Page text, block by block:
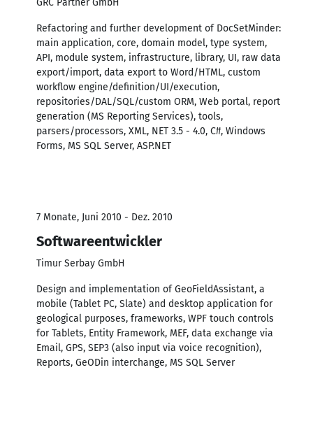
Refactoring and further development of DocSetMinder:
main application, core, domain model, type system,
API, module system, infrastructure, library, UI, raw data
export/import, data export to Word/HTML, custom
workflow engine/definition/UI/execution,
repositories/DAL/SQL/custom ORM, Web portal, report
generation (MS Reporting Services), tools,
parsers/processors, XML, NET 3.5 - 4.0, C#, Windows
Forms, MS SQL Server, ASP.NET
7 Monate, Juni 2010 - Dez. 2010
Softwareentwickler
Timur Serbay GmbH
Design and implementation of GeoFieldAssistant, a
mobile (Tablet PC, Slate) and desktop application for
geological purposes, frameworks, WPF touch controls
for Tablets, Entity Framework, MEF, data exchange via
Email, GPS, SEP3 (also input via voice recognition),
Reports, GeODin interchange, MS SQL Server